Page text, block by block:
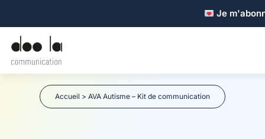
Je
Accueil > AVA Autisme – Kit de communication